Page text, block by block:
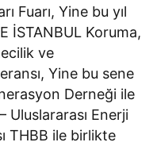
Fuarı, Yine bu yıl
İSTANBUL Koruma,
ve
Yine bu sene
Derneği ile
Uluslararası Enerji
THBB ile birlikte